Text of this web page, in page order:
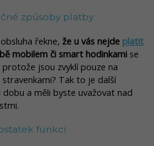
způsoby platby
řekne, že u vás nejde platit
mobilem či smart hodinkami se
jsou zvyklí pouze na
Tak to je další
a měli byste uvažovat nad
funkcí